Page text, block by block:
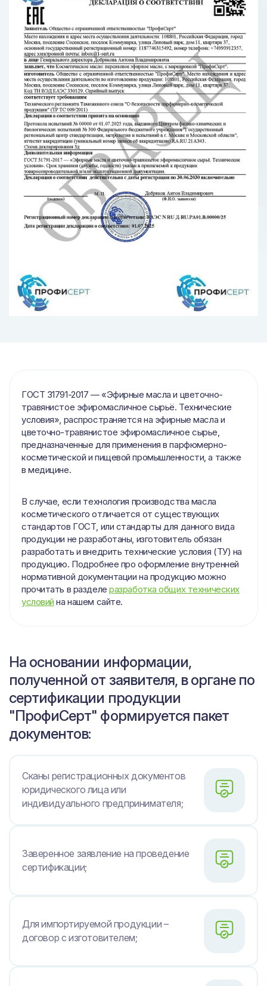
ГОСТ 31791-2017 — «Эфирные масла и цветочно-
травянистое эфиромасличное сырьё. Технические
условия», распространяется на эфирные масла и
цветочно-травянистое эфиромасличное сырье,
предназначенные для применения в парфюмерно-
косметической и пищевой промышленности, а также
в медицине.
В случае, если технология производства масла
косметического отличается от существующих
стандартов ГОСТ, или стандарты для данного вида
продукции не разработаны, изготовитель обязан
разработать и внедрить технические условия (ТУ) на
продукцию. Подробнее про оформление внутренней
нормативной документации на продукцию можно
прочитать в разделеразработка общих технических
условий на нашем сайте.
На основании информации,
полученной от заявителя, в органе по
сертификации продукции
"ПрофиСерт" формируется пакет
документов:
Сканы регистрационных документов
юридического лица или
индивидуального предпринимателя;
Заверенное заявление на проведение
сертификации;
Для импортируемой продукции –
договор с изготовителем;